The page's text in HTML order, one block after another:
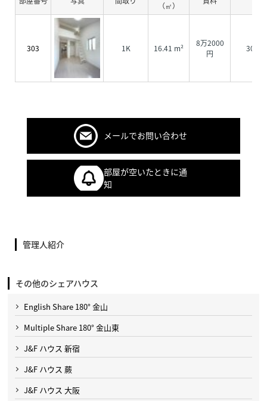
（㎡）
303 1K 16.41 m²
8万2000
円
3000
メールでお問い合わせ
部屋が空いたときに通
知
管理人紹介
その他のシェアハウス
English Share 180° 金山
Multiple Share 180° 金山東
J&F ハウス 新宿
J&F ハウス 蕨
J&F ハウス 大阪